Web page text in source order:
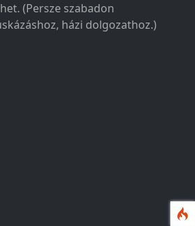
(Persze szabadon
házi dolgozathoz.)